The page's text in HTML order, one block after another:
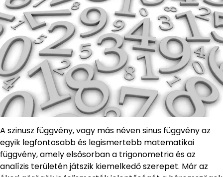
A szinusz függvény, vagy más néven sinus függvény az
egyik legfontosabb és legismertebb matematikai
függvény, amely elsősorban a trigonometria és az
analízis területén játszik kiemelkedő szerepet. Már az